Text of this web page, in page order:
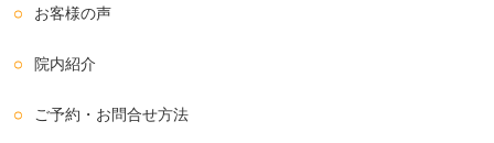
お客様の声
院内紹介
ご予約・お問合せ方法